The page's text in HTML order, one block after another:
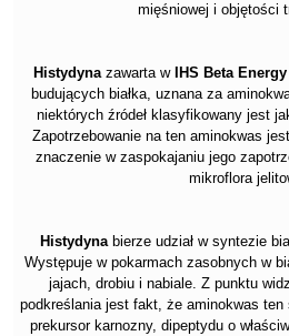
mięśniowej i objętości
Histydynazawarta w IHS Beta Energy
budujących białka, uznana za
niektórych źródeł klasyfikowany jest
Zapotrzebowanie na ten aminokwas
znaczenie w zaspokajaniu jego
mikroflora
Histydynabierze udział w syntezie
Występuje w pokarmach zasobnych w
jajach, drobiu i nabiale. Z punktu
podkreślania jest fakt, że aminokwas ten
prekursor karnozny, dipeptydu o